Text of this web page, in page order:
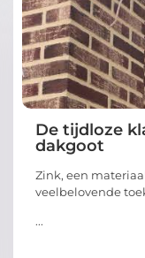
De tijdloze
dakgoot
Zink, een
veelbelovende
...